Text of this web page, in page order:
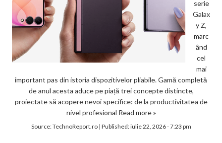
serie
Galax
y Z,
marc
ând
cel
mai
important pas din istoria dispozitivelor pliabile. Gamă completă
de anul acesta aduce pe piață trei concepte distincte,
proiectate să acopere nevoi specifice: de la productivitatea de
nivel profesional Read more »
Source:TechnoReport.ro| Published:iulie 22, 2026 - 7:23 pm